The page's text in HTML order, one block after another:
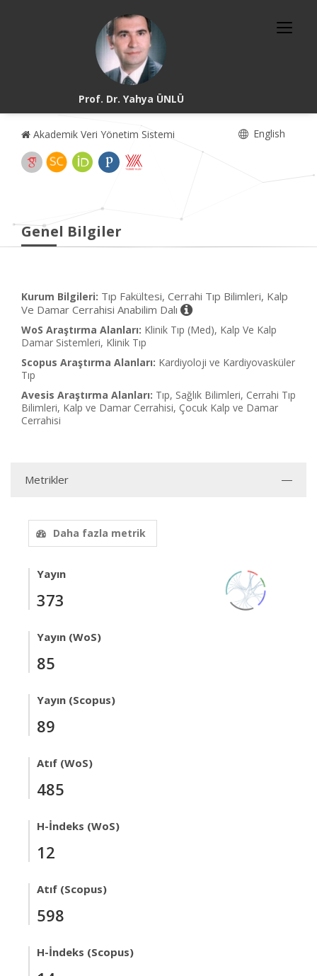
Prof. Dr. Yahya ÜNLÜ
Akademik Veri Yönetim Sistemi English
Genel Bilgiler
Kurum Bilgileri: Tıp Fakültesi, Cerrahi Tıp Bilimleri, Kalp
Ve Damar Cerrahisi Anabilim Dalı
WoS Araştırma Alanları: Klinik Tıp (Med), Kalp Ve Kalp
Damar Sistemleri, Klinik Tıp
Scopus Araştırma Alanları: Kardiyoloji ve Kardiyovasküler
Tıp
Avesis Araştırma Alanları: Tıp, Sağlık Bilimleri, Cerrahi Tıp
Bilimleri, Kalp ve Damar Cerrahisi, Çocuk Kalp ve Damar
Cerrahisi
Metrikler
Daha fazla metrik
Yayın
373
Yayın (WoS)
85
Yayın (Scopus)
89
Atıf (WoS)
485
H-İndeks (WoS)
12
Atıf (Scopus)
598
H-İndeks (Scopus)